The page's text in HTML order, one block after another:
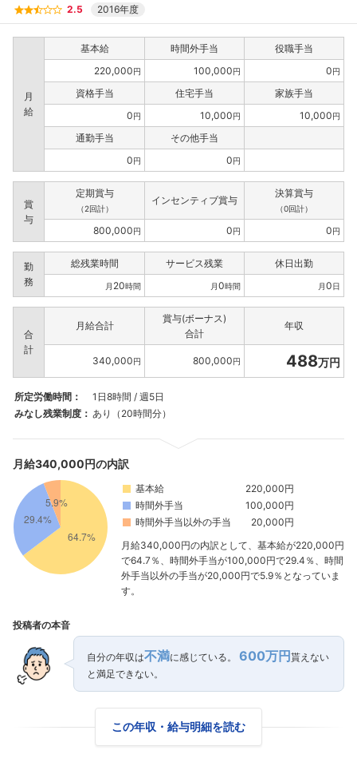
2.5
2016年度
月
給
基本給 時間外手当
役職手当
220,000円 100,000円 0円
資格手当 住宅手当
家族手当
0円 10,000円 10,000円
通勤手当
その他手当
0円 0円
賞
与
定期賞与
（2回計）
インセンティブ賞与
決算賞与
（0回計）
800,000円 0円 0円
勤
務
総残業時間 サービス残業 休日出勤
月 20時間 月0時間 月0日
合
計
月給合計
賞与(ボーナス)
合計
年収
340,000円 800,000円 488万円
所定労働時間：
1日8時間 / 週5日
みなし残業制度： あり（20時間分）
月給340,000円の内訳
基本給
220,000円
時間外手当
100,000円
時間外手当以外の手当
20,000円
月給340,000円の内訳として、基本給が220,000円
で64.7％、時間外手当が100,000円で29.4％、時間
外手当以外の手当が20,000円で5.9％となっていま
す。
投稿者の本音
自分の年収は不満に感じている。 600万円 貰えない
と満足できない。
この年収・給与明細を読む